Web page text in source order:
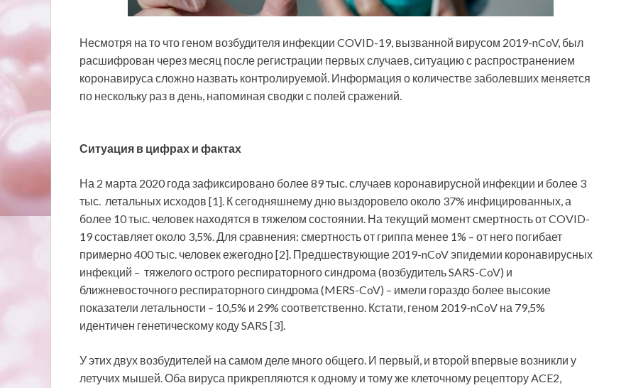
Несмотря на то что геном возбудителя инфекции COVID-19, вызванной вирусом 2019-nCoV, был
расшифрован через месяц после регистрации первых случаев, ситуацию с распространением
коронавируса сложно назвать контролируемой. Информация о количестве заболевших меняется
по нескольку раз в день, напоминая сводки с полей сражений.
Ситуация в цифрах и фактах
На 2 марта 2020 года зафиксировано более 89 тыс. случаев коронавирусной инфекции и более 3
тыс. летальных исходов [1]. К сегодняшнему дню выздоровело около 37% инфицированных, а
более 10 тыс. человек находятся в тяжелом состоянии. На текущий момент смертность от COVID-
19 составляет около 3,5%. Для сравнения: смертность от гриппа менее 1% – от него погибает
примерно 400 тыс. человек ежегодно [2]. Предшествующие 2019-nCoV эпидемии коронавирусных
инфекций – тяжелого острого респираторного синдрома (возбудитель SARS-CoV) и
ближневосточного респираторного синдрома (MERS-CoV) – имели гораздо более высокие
показатели летальности – 10,5% и 29% соответственно. Кстати, геном 2019-nCoV на 79,5%
идентичен генетическому коду SARS [3].
У этих двух возбудителей на самом деле много общего. И первый, и второй впервые возникли у
летучих мышей. Оба вируса прикрепляются к одному и тому же клеточному рецептору ACE2,